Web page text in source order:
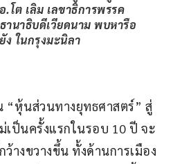
ต เลิม เลขาธิการพรรค
นาธิบดีเวียดนาม พบหารือ
ในกรุงมะนิลา
“หุ้นส่วนทางยุทธศาสตร์” สู่
ป็นครั้งแรกในรอบ 10 ปี จะ
างขวางขึ้น ทั้งด้านการเมือง